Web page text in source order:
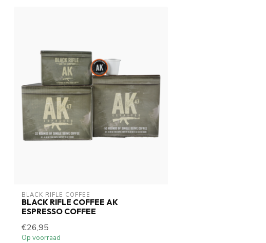
BLACK RIFLE COFFEE
BLACK RIFLE COFFEE AK
ESPRESSO COFFEE
€26,95
Op voorraad